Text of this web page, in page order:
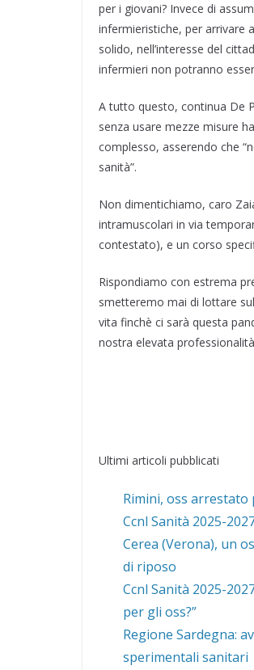
per i giovani? Invece di
infermieristiche, per arrivare
solido, nell’interesse del
infermieri non potranno
A tutto questo, continua De
senza usare mezze misure
complesso, asserendo che
sanità”.
Non dimentichiamo, caro
intramuscolari in via
contestato), e un corso
Rispondiamo con estrema
smetteremo mai di lottare
vita finchè ci sarà questa
nostra elevata
Ultimi articoli pubblicati
Rimini, oss arrestato
Ccnl Sanità 2025-
Cerea (Verona), un
di riposo
Ccnl Sanità 2025-
per gli oss?”
Regione Sardegna:
sperimentali sanitari